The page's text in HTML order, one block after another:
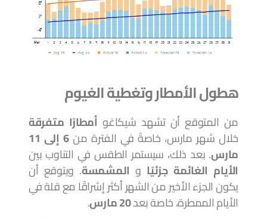
هطول الأمطار وتغطية الغيوم
من المتوقع أن تشهد شيكاغو أمطارًا متفرقة
خلال شهر مارس، خاصةً في الفترة من
6 إلى 11
مارس. بعد ذلك، سيستمر الطقس في التناوب بين
الأيام الغائمة جزئيًاو المشمسة. ويتوقع أن
يكون الجزء الأخير من الشهر أكثر إشراقًا مع قلة في
الأيام الممطرة، خاصة بعد20 مارس
.